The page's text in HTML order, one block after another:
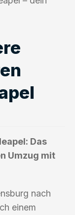
Das
Umzug mit
nach
einem